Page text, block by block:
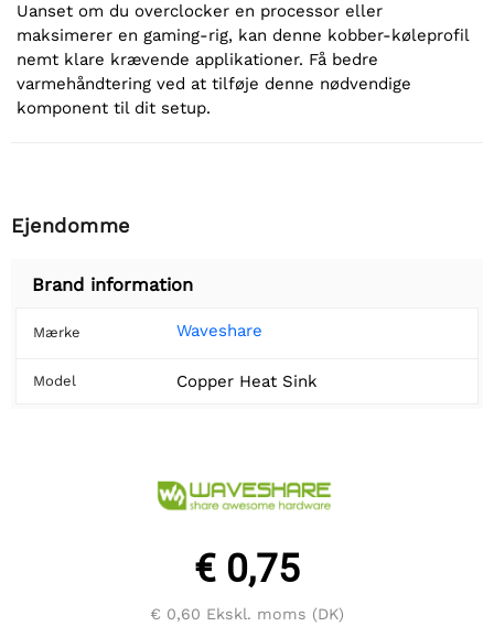
Uanset om du overclocker en processor eller
maksimerer en gaming-rig, kan denne kobber-køleprofil
nemt klare krævende applikationer. Få bedre
varmehåndtering ved at tilføje denne nødvendige
komponent til dit setup.
Ejendomme
Brand information
Mærke Waveshare
Model Copper Heat Sink
€ 0,75
€ 0,60 Ekskl. moms (DK)